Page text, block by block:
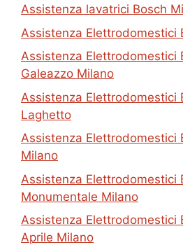
Assistenza lavatrici Bosch
Assistenza Elettrodomestici
Assistenza Elettrodomestici
Galeazzo Milano
Assistenza Elettrodomestici
Laghetto
Assistenza Elettrodomestici
Milano
Assistenza Elettrodomestici
Monumentale Milano
Assistenza Elettrodomestici
Aprile Milano